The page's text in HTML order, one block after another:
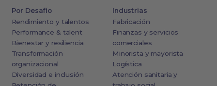
Por Desafío
Rendimiento y talentos
Performance & talent
Bienestar y resiliencia
Transformación
organizacional
Diversidad e inclusión
Industrias
Fabricación
Finanzas y servicios
comerciales
Minorista y mayorista
Logística
Atención sanitaria y